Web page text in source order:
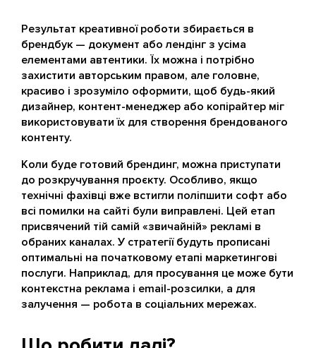
Результат креативної роботи збирається в
брендбук — документ або лендінг з усіма
елементами автентики. Їх можна і потрібно
захистити авторським правом, але головне,
красиво і зрозуміло оформити, щоб будь-який
дизайнер, контент-менеджер або копірайтер міг
використовувати їх для створення брендованого
контенту.
Коли буде готовий брендинг, можна приступати
до розкручування проєкту. Особливо, якщо
технічні фахівці вже встигли поліпшити софт або
всі помилки на сайті були виправлені. Цей етап
присвячений тій самій «звичайній» рекламі в
обраних каналах. У стратегії будуть прописані
оптимальні на початковому етапі маркетингові
послуги. Наприклад, для просування це може бути
контекстна реклама і email-розсилки, а для
залучення — робота в соціальних мережах.